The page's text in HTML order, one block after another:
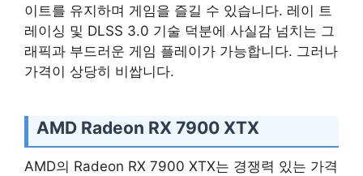
이트를 유지하며 게임을 즐길 수 있습니다. 레이 트
레이싱 및 DLSS 3.0 기술 덕분에 사실감 넘치는 그
래픽과 부드러운 게임 플레이가 가능합니다. 그러나
가격이 상당히 비쌉니다.
AMD Radeon RX 7900 XTX
AMD의 Radeon RX 7900 XTX는 경쟁력 있는 가격